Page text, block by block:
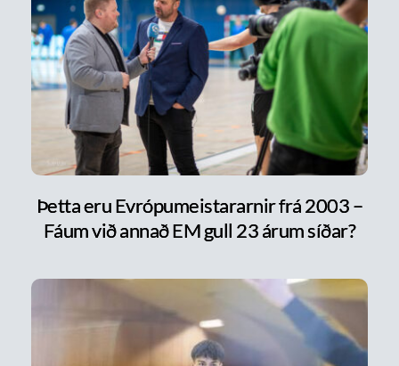
Þetta eru Evrópumeistararnir frá 2003 –
Fáum við annað EM gull 23 árum síðar?